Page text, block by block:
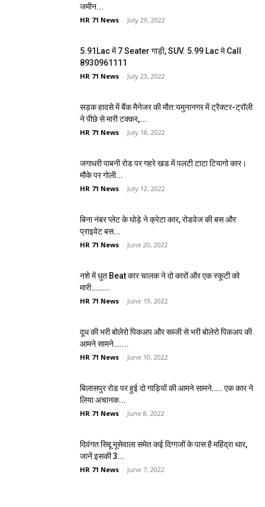
जमीन...
HR 71 News - July 29, 2022
5.91Lac में 7 Seater गाड़ी, SUV. 5.99 Lac मे Call
8930961111
HR 71 News - July 23, 2022
सड़क हादसे में बैंक मैनेजर की मौत:यमुनानगर में ट्रैक्टर-ट्रॉली
ने पीछे से मारी टक्कर,...
HR 71 News - July 18, 2022
जगाधरी पाबनी रोड पर गहरे खड में पलटी टाटा टियागो कार।
मौके पर गोली...
HR 71 News - July 12, 2022
बिना नंबर प्लेट के घोड़े ने क्रेटा कार, रोडवेज की बस और
प्राइवेट बस...
HR 71 News - June 20, 2022
नशे में धुत Beat कार चालक ने दो कारों और एक स्कूटी को
मारी……...
HR 71 News - June 19, 2022
दूध की भरी बोलेरो पिकअप और सब्जी से भरी बोलेरो पिकअप की
आमने सामने…....
HR 71 News - June 10, 2022
बिलासपुर रोड पर हुई दो गाड़ियों की आमने सामने….. एक कार ने
लिया अचानक...
HR 71 News - June 8, 2022
दिवंगत सिद्दू मूसेवाला समेत कई दिग्गजों के पास है महिंद्रा थार,
जानें इसकी 3...
HR 71 News - June 7, 2022